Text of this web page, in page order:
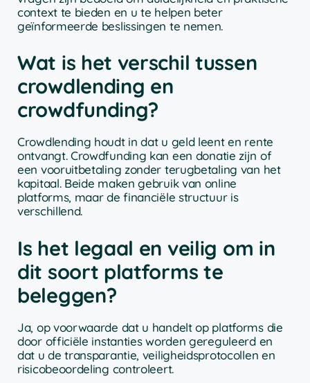
context te bieden en u te helpen beter
geïnformeerde beslissingen te nemen.
Wat is het verschil tussen
crowdlending en
crowdfunding?
Crowdlending houdt in dat u geld leent en rente
ontvangt. Crowdfunding kan een donatie zijn of
een vooruitbetaling zonder terugbetaling van het
kapitaal. Beide maken gebruik van online
platforms, maar de financiële structuur is
verschillend.
Is het legaal en veilig om in
dit soort platforms te
beleggen?
Ja, op voorwaarde dat u handelt op platforms die
door officiële instanties worden gereguleerd en
dat u de transparantie, veiligheidsprotocollen en
risicobeoordeling controleert.